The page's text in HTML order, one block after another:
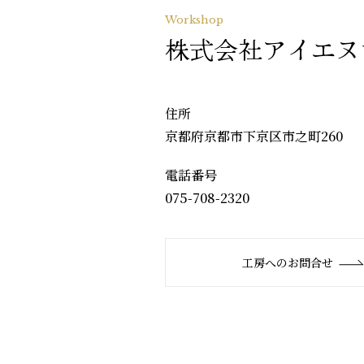
Workshop
株式会社アイエ
住所
京都府京都市下京区市之町260
電話番号
075-708-2320
工房へのお問合せ